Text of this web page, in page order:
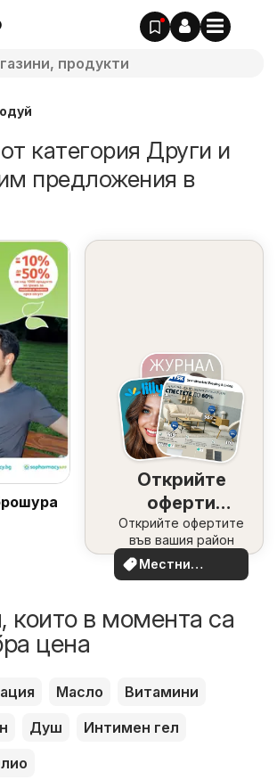
категория Други и
предложения в
Открийте
оферти
наблизо
Открийте офертите
във вашия район
Местни
оферти
които в момента са
цена
Масло
Витамини
Душ
Интимен гел